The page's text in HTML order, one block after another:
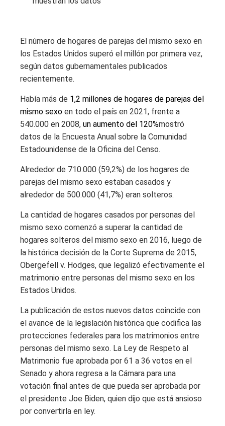
El número de hogares de parejas del mismo sexo en
los Estados Unidos superó el millón por primera vez,
según datos gubernamentales publicados
recientemente.
Había más de 1,2 millones de hogares de parejas del
mismo sexo en todo el país en 2021, frente a
540.000 en 2008, un aumento del 120%mostró
datos de la Encuesta Anual sobre la Comunidad
Estadounidense de la Oficina del Censo.
Alrededor de 710.000 (59,2%) de los hogares de
parejas del mismo sexo estaban casados ​​y
alrededor de 500.000 (41,7%) eran solteros.
La cantidad de hogares casados ​​por personas del
mismo sexo comenzó a superar la cantidad de
hogares solteros del mismo sexo en 2016, luego de
la histórica decisión de la Corte Suprema de 2015,
Obergefell v. Hodges, que legalizó efectivamente el
matrimonio entre personas del mismo sexo en los
Estados Unidos.
La publicación de estos nuevos datos coincide con
el avance de la legislación histórica que codifica las
protecciones federales para los matrimonios entre
personas del mismo sexo. La Ley de Respeto al
Matrimonio fue aprobada por 61 a 36 votos en el
Senado y ahora regresa a la Cámara para una
votación final antes de que pueda ser aprobada por
el presidente Joe Biden, quien dijo que está ansioso
por convertirla en ley.